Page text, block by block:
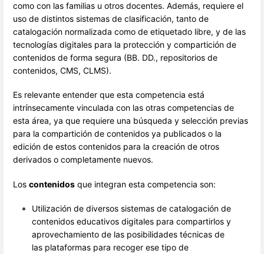
como con las familias u otros docentes. Además, requiere el
uso de distintos sistemas de clasificación, tanto de
catalogación normalizada como de etiquetado libre, y de las
tecnologías digitales para la protección y compartición de
contenidos de forma segura (BB. DD., repositorios de
contenidos, CMS, CLMS).
Es relevante entender que esta competencia está
intrínsecamente vinculada con las otras competencias de
esta área, ya que requiere una búsqueda y selección previas
para la compartición de contenidos ya publicados o la
edición de estos contenidos para la creación de otros
derivados o completamente nuevos.
Los contenidos que integran esta competencia son:
Utilización de diversos sistemas de catalogación de
contenidos educativos digitales para compartirlos y
aprovechamiento de las posibilidades técnicas de
las plataformas para recoger ese tipo de